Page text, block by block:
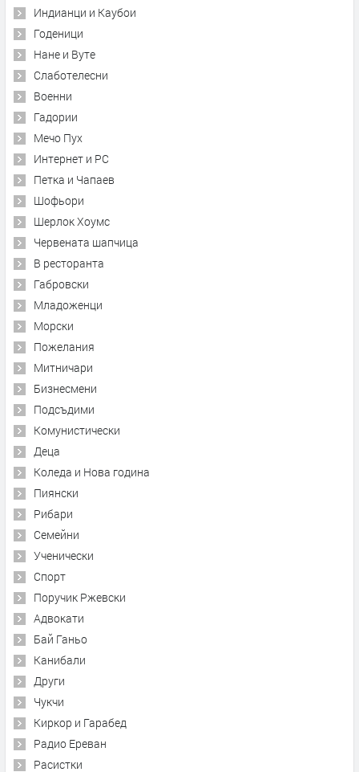
Индианци и Каубои
Годеници
Нане и Вуте
Слаботелесни
Военни
Гадории
Мечо Пух
Интернет и PC
Петка и Чапаев
Шофьори
Шерлок Хоумс
Червената шапчица
В ресторанта
Габровски
Младоженци
Морски
Пожелания
Митничари
Бизнесмени
Подсъдими
Комунистически
Деца
Коледа и Нова година
Пиянски
Рибари
Семейни
Ученически
Спорт
Поручик Ржевски
Адвокати
Бай Ганьо
Канибали
Други
Чукчи
Киркор и Гарабед
Радио Ереван
Расистки